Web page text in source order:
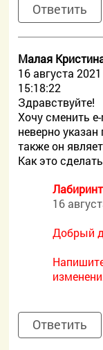
Ответить
Малая
16 августа 2021
15:18:22
Здравствуйте!
Хочу сменить
неверно
также он
Как это
Лабиринт
16
Добрый
Ответить